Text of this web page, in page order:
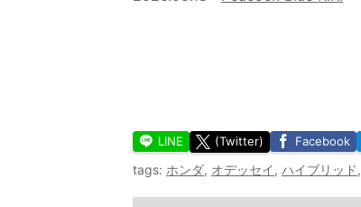
LINE (Twitter) Facebook
tags: ホンダ, オデッセイ, ハイブリッド,